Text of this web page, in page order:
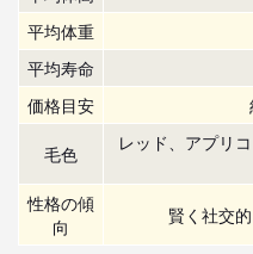
平均体重
平均寿命
価格目安
毛色
レッド、アプリ
性格の傾
向
賢く社交